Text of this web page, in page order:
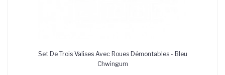
Set De Trois Valises Avec Roues Démontables - Bleu
Chwingum